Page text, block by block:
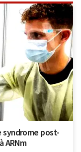
syndrome post-
ARNm